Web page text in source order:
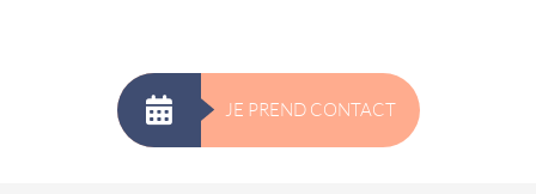
JE PREND CONTACT